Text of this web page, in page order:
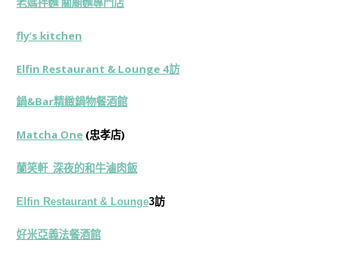
fly’s kitchen
Elfin Restaurant & Lounge 4訪
鍋&Bar精緻鍋物餐酒館
Matcha One (忠孝店)
蘭笑軒 深夜的和牛滷肉飯
Elfin Restaurant & Lounge3訪
好米亞義法餐酒館